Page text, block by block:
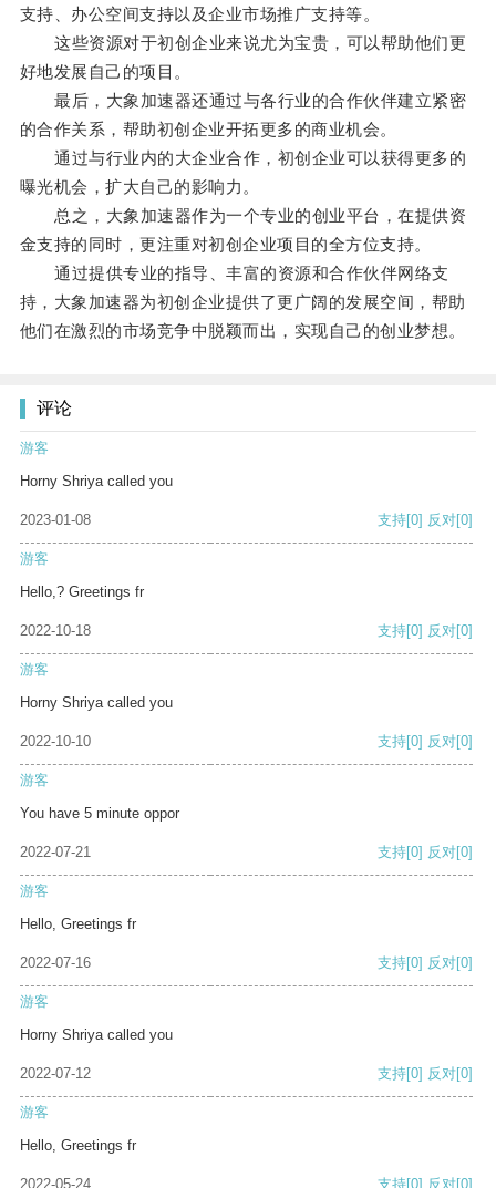
支持、办公空间支持以及企业市场推广支持等。
这些资源对于初创企业来说尤为宝贵，可以帮助他们更
好地发展自己的项目。
最后，大象加速器还通过与各行业的合作伙伴建立紧密
的合作关系，帮助初创企业开拓更多的商业机会。
通过与行业内的大企业合作，初创企业可以获得更多的
曝光机会，扩大自己的影响力。
总之，大象加速器作为一个专业的创业平台，在提供资
金支持的同时，更注重对初创企业项目的全方位支持。
通过提供专业的指导、丰富的资源和合作伙伴网络支
持，大象加速器为初创企业提供了更广阔的发展空间，帮助
他们在激烈的市场竞争中脱颖而出，实现自己的创业梦想。
评论
游客
Horny Shriya called you
2023-01-08 支持[0] 反对[0]
游客
Hello,? Greetings fr
2022-10-18 支持[0] 反对[0]
游客
Horny Shriya called you
2022-10-10 支持[0] 反对[0]
游客
You have 5 minute oppor
2022-07-21 支持[0] 反对[0]
游客
Hello, Greetings fr
2022-07-16 支持[0] 反对[0]
游客
Horny Shriya called you
2022-07-12 支持[0] 反对[0]
游客
Hello, Greetings fr
2022-05-24 支持[0] 反对[0]